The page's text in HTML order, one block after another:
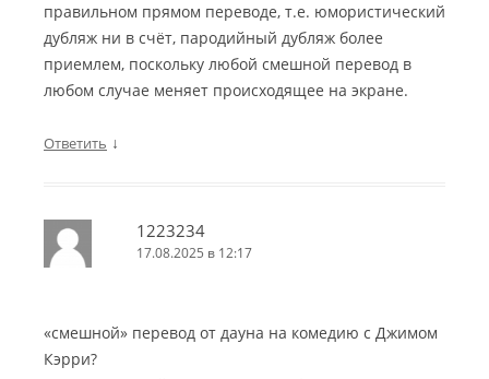
правильном прямом переводе, т.е. юмористический
дубляж ни в счёт, пародийный дубляж более
приемлем, поскольку любой смешной перевод в
любом случае меняет происходящее на экране.
Ответить ↓
1223234
17.08.2025 в 12:17
«смешной» перевод от дауна на комедию с Джимом
Кэрри?